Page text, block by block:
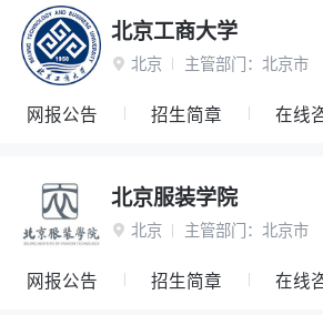
北京工商大学
 北京 主管部门： 北京市
网报公告 招生简章 在线
北京服装学院
 北京 主管部门： 北京市
网报公告 招生简章 在线